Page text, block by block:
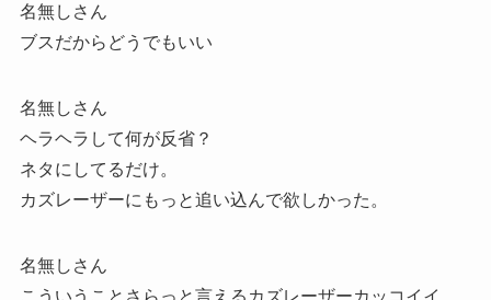
名無しさん
ブスだからどうでもいい
名無しさん
ヘラヘラして何が反省？
ネタにしてるだけ。
カズレーザーにもっと追い込んで欲しかった。
名無しさん
こういうことさらっと言えるカズレーザーカッコイイ